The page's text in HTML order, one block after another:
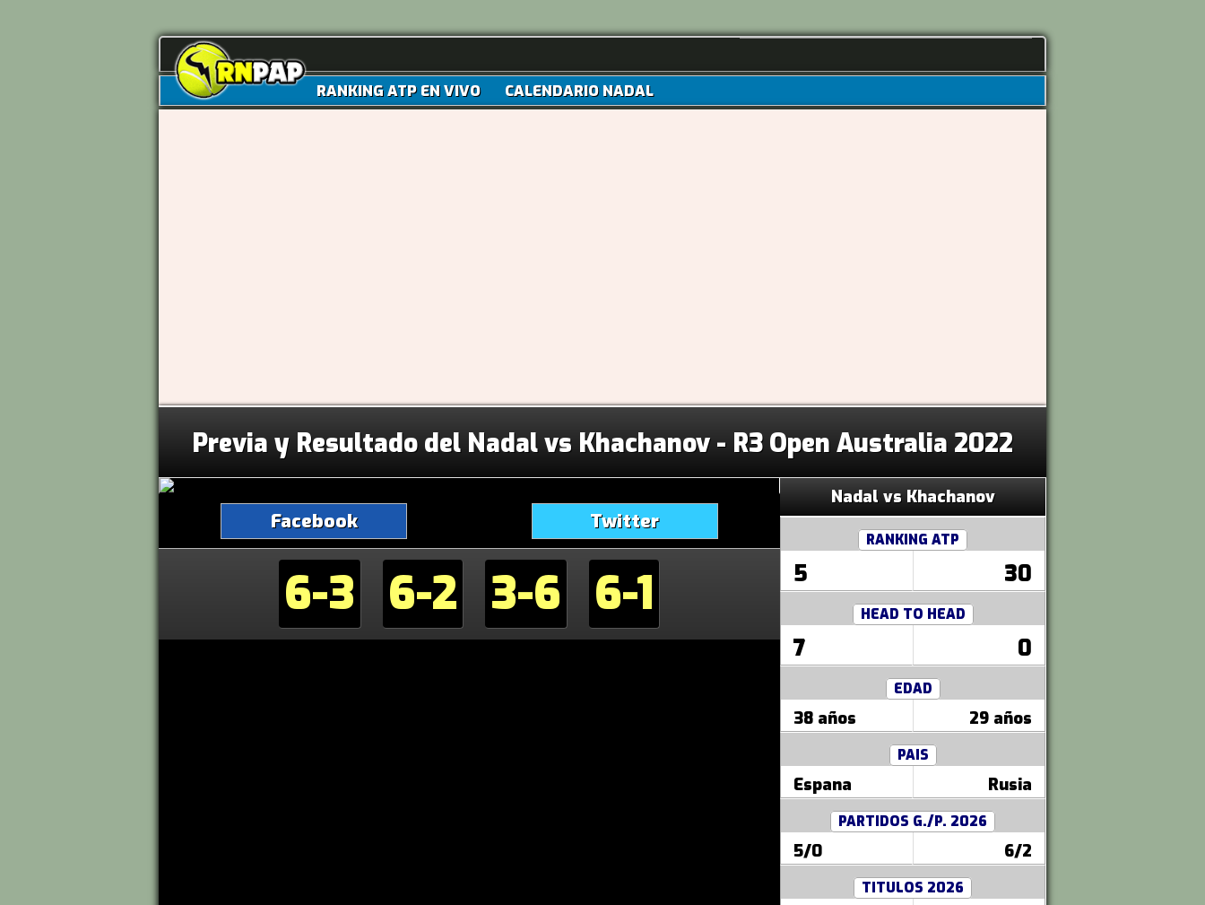
RANKING ATP EN VIVO CALENDARIO NADAL
Previa y Resultado del Nadal vs Khachanov - R3 Open Australia 2022
Nadal vs Khachanov
RANKING ATP
5 30
HEAD TO HEAD
7 0
EDAD
38 años 29 años
PAIS
Espana Rusia
PARTIDOS G./P. 2026
5/0 6/2
TITULOS 2026
Facebook Twitter
6-3 6-2 3-6 6-1